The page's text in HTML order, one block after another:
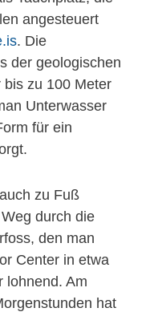
angesteuert
. Die
der geologischen
bis zu 100 Meter
Unterwasser
für ein
zu Fuß
durch die
den man
Center in etwa
lohnend. Am
hat